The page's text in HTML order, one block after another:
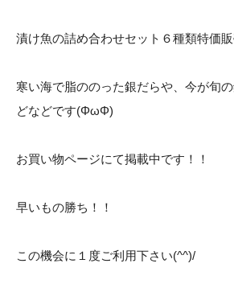
漬け魚の詰め合わせセット６種類特価
寒い海で脂ののった銀だらや、今が旬
どなどです(ΦωΦ)
お買い物ページにて掲載中です！！
早いもの勝ち！！
この機会に１度ご利用下さい(^^)/